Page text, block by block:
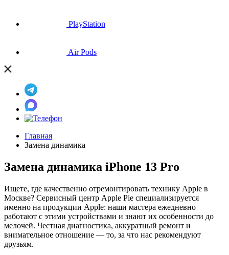
PlayStation
Air Pods
Главная
Замена динамика
Замена динамика iPhone 13 Pro
Ищете, где качественно отремонтировать технику Apple в
Москве? Сервисный центр Apple Pie специализируется
именно на продукции Apple: наши мастера ежедневно
работают с этими устройствами и знают их особенности до
мелочей. Честная диагностика, аккуратный ремонт и
внимательное отношение — то, за что нас рекомендуют
друзьям.